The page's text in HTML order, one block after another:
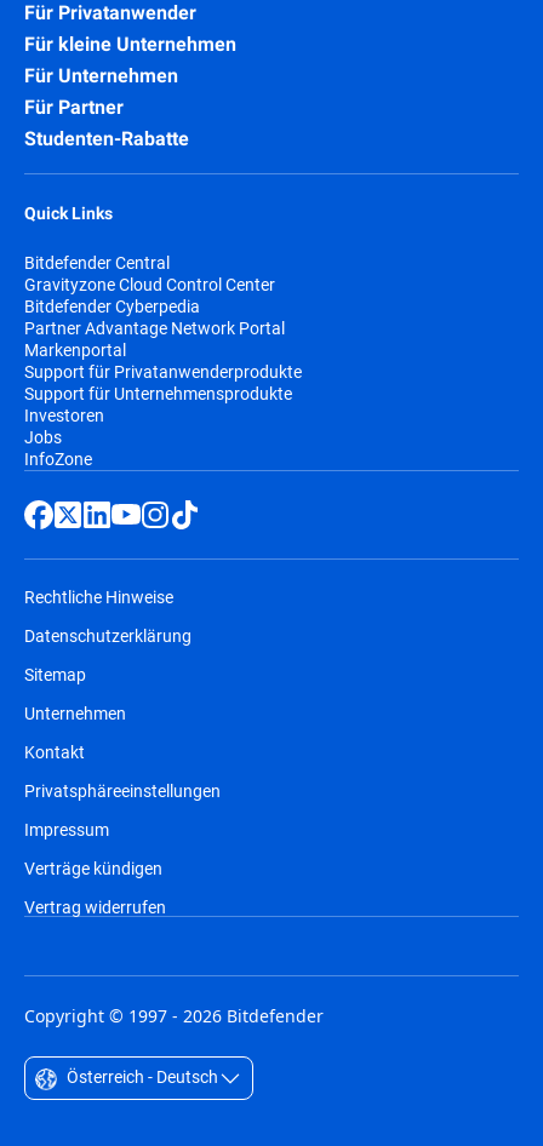
Für Privatanwender
Für kleine Unternehmen
Für Unternehmen
Für Partner
Studenten-Rabatte
Quick Links
Bitdefender Central
Gravityzone Cloud Control Center
Bitdefender Cyberpedia
Partner Advantage Network Portal
Markenportal
Support für Privatanwenderprodukte
Support für Unternehmensprodukte
Investoren
Jobs
InfoZone
Rechtliche Hinweise
Datenschutzerklärung
Sitemap
Unternehmen
Kontakt
Privatsphäreeinstellungen
Impressum
Verträge kündigen
Vertrag widerrufen
Copyright © 1997 - 2026 Bitdefender
Österreich - Deutsch